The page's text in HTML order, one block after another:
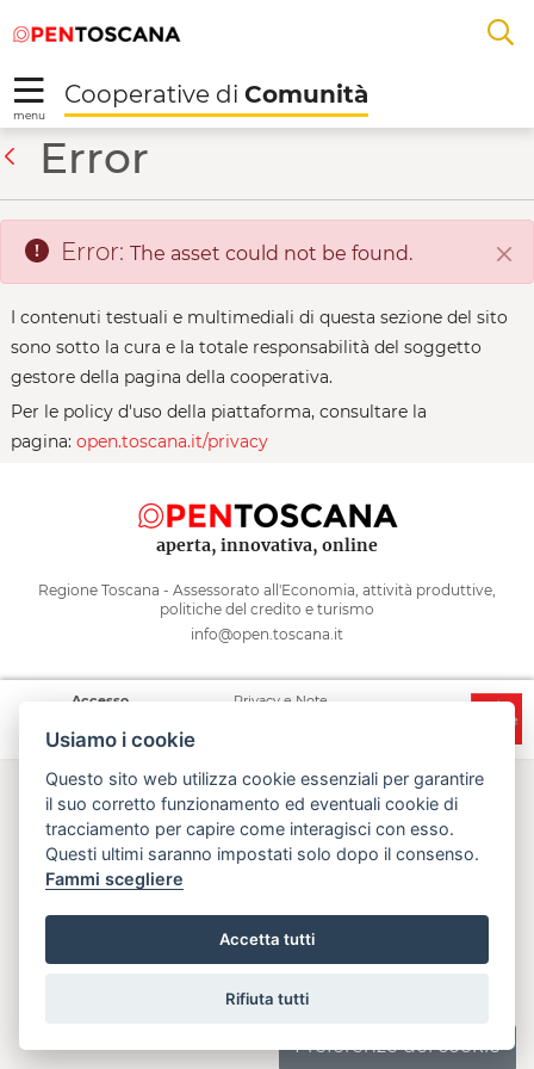
Skip to Main Content
alal
menu
Cooperative di Comunità
L' Emancipatrice -
Error
Error: The asset could not be found.
I contenuti testuali e multimediali di questa sezione del sito
sono sotto la cura e la totale responsabilità del soggetto
gestore della pagina della cooperativa.
Per le policy d'uso della piattaforma, consultare la
pagina: open.toscana.it/privacy
aperta, innovativa, online
Regione Toscana - Assessorato all'Economia, attività produttive,
politiche del credito e turismo
info@open.toscana.it
Accesso
Privacy e Note
Usiamo i cookie
Questo sito web utilizza cookie essenziali per garantire
il suo corretto funzionamento ed eventuali cookie di
tracciamento per capire come interagisci con esso.
Questi ultimi saranno impostati solo dopo il consenso.
Fammi scegliere
Accetta tutti
Rifiuta tutti
Your request failed to complete.